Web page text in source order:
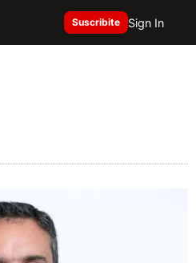
Suscribite Sign In